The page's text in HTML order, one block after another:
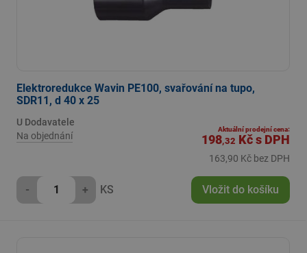
Elektroredukce Wavin PE100, svařování na tupo,
SDR11, d 40 x 25
U Dodavatele
Na objednání
Aktuální prodejní cena:
198,32 Kčs DPH
163,90 Kč bez DPH
- + KS Vložit do košíku